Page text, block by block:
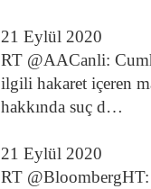
21 Eylül 2020
RT @AACanli:
ilgili hakaret içeren
hakkında suç d…
21 Eylül 2020
RT @BloombergHT: